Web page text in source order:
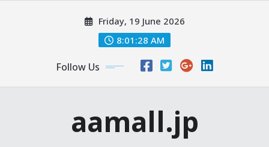
Friday, 19 June 2026
8:01:29 AM
Follow Us
aamall.jp